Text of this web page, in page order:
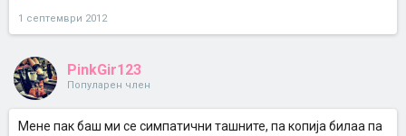
1 септември 2012
PinkGir123
Популарен член
Мене пак баш ми се симпатични ташните, па копија билаа па